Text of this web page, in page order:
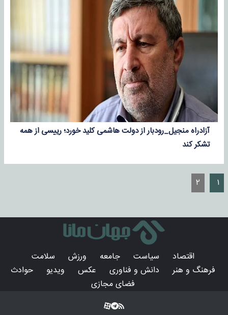
آزادراه منجیل_رودبار از دولت هاشمی کلید خورد؛ رییسی از همه
تشکر کند
۱ ۲
اقتصاد سیاست جامعه ورزش
سلامت
فرهنگ و هنر
دانش و فناوری عکس ویدیو
حوادث
فضای مجازی